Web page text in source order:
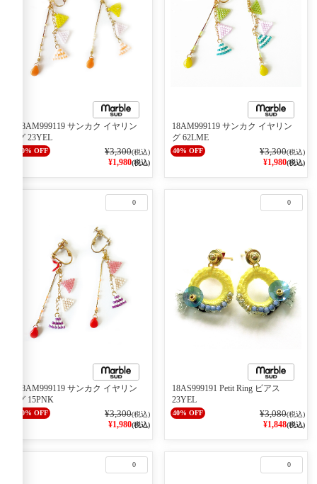
40% OFF
18AM999119 サンカク イヤリン
グ 23YEL
¥3,300(税込)
¥1,980(税込)
40% OFF
18AM999119 サンカク イヤリン
グ 62LME
¥3,300(税込)
¥1,980(税込)
0
40% OFF
18AM999119 サンカク イヤリン
グ 15PNK
¥3,300(税込)
¥1,980(税込)
0
40% OFF
18AS999191 Petit Ring ピアス
23YEL
¥3,080(税込)
¥1,848(税込)
0 0